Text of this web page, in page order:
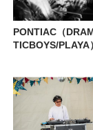
PONTIAC（
TICBOYS/PLAYA